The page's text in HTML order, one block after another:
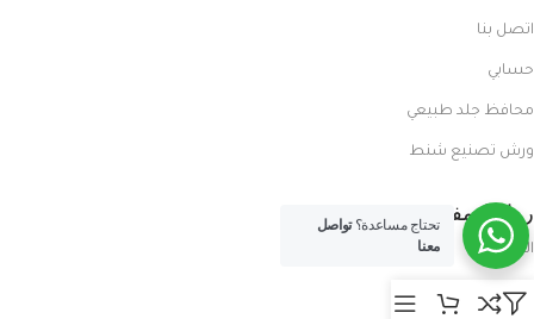
اتصل بنا
حسابي
محافظ جلد طبيعي
ورش تصنيع شنط
روابط مفيدة
المدونة
معلومات عنا
تحتاج مساعدة؟تواصل
معنا